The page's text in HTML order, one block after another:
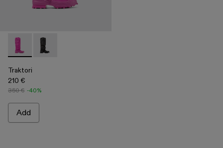
Traktori - A700008-003 - Purple padded high boots
Traktori - A700008-001 - Black padded high boots
Traktori
210 €
350 € -40%
Add